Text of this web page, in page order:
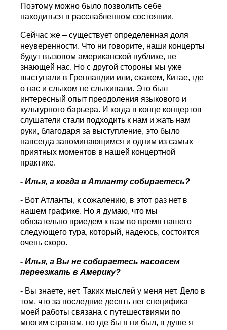
Поэтому можно было позволить себе
находиться в расслабленном состоянии.
Сейчас же – существует определенная доля
неуверенности. Что ни говорите, наши концерты
будут вызовом американской публике, не
знающей нас. Но с другой стороны мы уже
выступали в Гренландии или, скажем, Китае, где
о нас и слыхом не слыхивали. Это был
интересный опыт преодоления языкового и
культурного барьера. И когда в конце концертов
слушатели стали подходить к нам и жать нам
руки, благодаря за выступление, это было
навсегда запоминающимся и одним из самых
приятных моментов в нашей концертной
практике.
- Илья, а когда в Атланту собираетесь?
- Вот Атланты, к сожалению, в этот раз нет в
нашем графике. Но я думаю, что мы
обязательно приедем к вам во время нашего
следующего тура, который, надеюсь, состоится
очень скоро.
- Илья, а Вы не собираетесь насовсем
переезжать в Америку?
- Вы знаете, нет. Таких мыслей у меня нет. Дело в
том, что за последние десять лет специфика
моей работы связана с путешествиями по
многим странам, но где бы я ни был, в душе я